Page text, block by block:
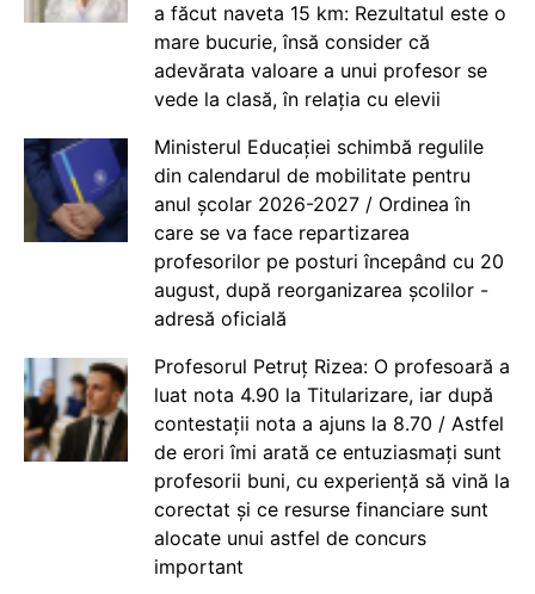
a făcut naveta 15 km: Rezultatul este o
mare bucurie, însă consider că
adevărata valoare a unui profesor se
vede la clasă, în relația cu elevii
Ministerul Educației schimbă regulile
din calendarul de mobilitate pentru
anul școlar 2026-2027 / Ordinea în
care se va face repartizarea
profesorilor pe posturi începând cu 20
august, după reorganizarea școlilor -
adresă oficială
Profesorul Petruț Rizea: O profesoară a
luat nota 4.90 la Titularizare, iar după
contestații nota a ajuns la 8.70 / Astfel
de erori îmi arată ce entuziasmați sunt
profesorii buni, cu experiență să vină la
corectat și ce resurse financiare sunt
alocate unui astfel de concurs
important